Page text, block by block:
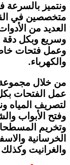
ونتميز بالسرعة
متخصصين في
العديد من
وسريع وبكل دقة
وعمل فتحات
والكهرباء.
من خلال مجموعة
عمل الفتحات
لتصريف المياه
وفتح الأبواب
وتخريم
الخرسانية
والغرانيت